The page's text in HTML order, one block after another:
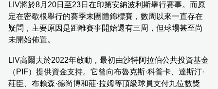
LIV將於8月20日至23日在印第安納波利斯舉行賽事。而原
定在密歇根舉行的賽季末團體錦標賽，數周以來一直存在
疑問，主要原因是距離賽事開始還有三周，但球場甚至尚
未開始佈置。
LIV高爾夫於2022年啟動，最初由沙特阿拉伯公共投資基金
（PIF）提供資金支持。它曾向布魯克斯·科普卡、達斯汀·
莊臣、布賴森·德尚博和莊·拉姆等頂級球員支付九位數獎